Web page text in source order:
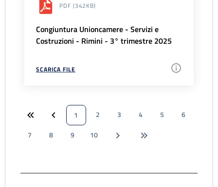
PDF (342KB)
Congiuntura Unioncamere - Servizi e
Costruzioni - Rimini - 3° trimestre 2025
SCARICA FILE
1 2 3 4 5
6
7
8 9 10